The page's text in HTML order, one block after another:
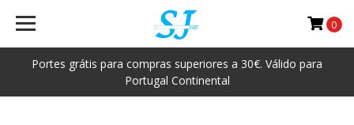
Portes grátis para compras superiores a 30€. Válido para
Portugal Continental
0